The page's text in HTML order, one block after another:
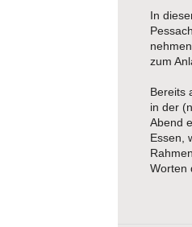
In
zum
Bereits
in der
Abend
Essen,
Worten